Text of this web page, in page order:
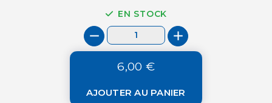
EN STOCK
6,00 €
AJOUTER AU PANIER